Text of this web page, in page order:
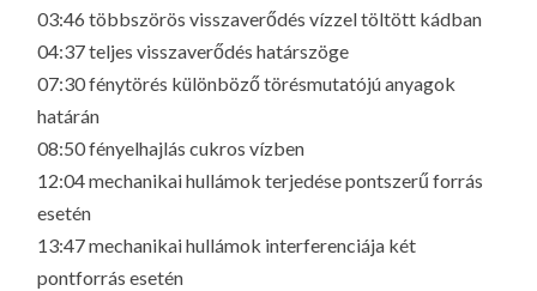
03:46 többszörös visszaverődés vízzel töltött kádban
04:37 teljes visszaverődés határszöge
07:30 fénytörés különböző törésmutatójú anyagok
határán
08:50 fényelhajlás cukros vízben
12:04 mechanikai hullámok terjedése pontszerű forrás
esetén
13:47 mechanikai hullámok interferenciája két
pontforrás esetén